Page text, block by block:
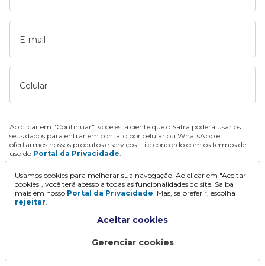
E-mail
Celular
Ao clicar em "Continuar", você está ciente que o Safra poderá usar os
seus dados para entrar em contato por celular ou WhatsApp e
ofertarmos nossos produtos e serviços. Li e concordo com os termos de
uso do Portal da Privacidade.
Continuar
Usamos cookies para melhorar sua navegação. Ao clicar em "Aceitar
cookies", você terá acesso a todas as funcionalidades do site. Saiba
mais em nosso Portal da Privacidade. Mas, se preferir, escolha
rejeitar.
Aceitar cookies
Gerenciar cookies